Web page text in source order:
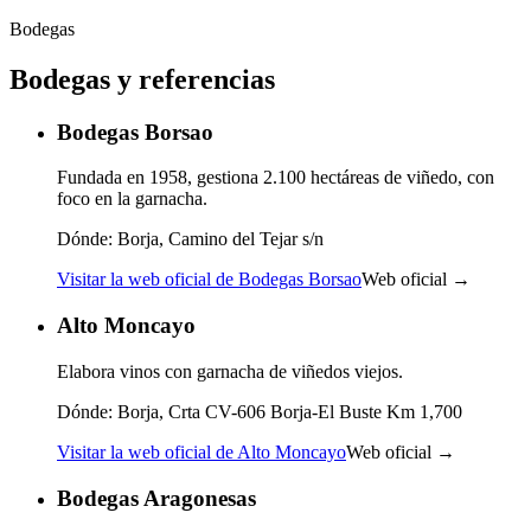
Bodegas
Bodegas y referencias
Bodegas Borsao
Fundada en 1958, gestiona 2.100 hectáreas de viñedo, con
foco en la garnacha.
Dónde: Borja, Camino del Tejar s/n
Visitar la web oficial de Bodegas BorsaoWeb oficial →
Alto Moncayo
Elabora vinos con garnacha de viñedos viejos.
Dónde: Borja, Crta CV-606 Borja-El Buste Km 1,700
Visitar la web oficial de Alto MoncayoWeb oficial →
Bodegas Aragonesas